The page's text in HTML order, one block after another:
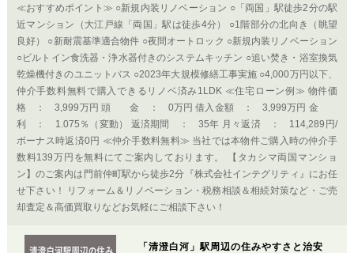
≪おすすめポイント≫ ○新規内装リノベーション ○「両国」駅徒歩2分の駅
近マンション（大江戸線「両国」駅は徒歩4分） ○1階部分の北向き（眺望
良好） ○新耐震基準適合物件 ○夜間オートロック ○新規内装リノベーション
○ビルトイン食洗器・浄水器付きのシステムキッチン ○追い焚き・浴室換気
乾燥機付きのユニットバス ○2023年大規模修繕工事実施 ○4,000万円以下、
仲介手数料無料で購入できるリノベ済み1LDK ≪住宅ローン例≫ 物件価
格 ： 3,999万円 頭 金 ： 0万円 借入金額 ： 3,999万円 金
利 ： 1.075％（変動） 返済期間 ： 35年 月々返済 ： 114,289円/
ボーナス時返済0円 ≪仲介手数料無料≫ 当社では本物件ご購入時の仲介手
数料139万円を無料にてご案内しております。 【タカシマ両国マンショ
ン】のご案内は門前仲町駅から徒歩2分『株式会社インテグリティ』にお任
せ下さい！ リフォーム＆リノベーション・税務相談＆相続対策など・ご売
却査定＆高価買取りなどお気軽にご相談下さい！
「清澄白河」駅周辺の住みやすさと治安